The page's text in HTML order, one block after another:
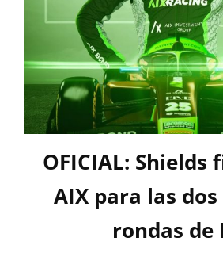
OFICIAL: Shields
AIX para las
rondas de